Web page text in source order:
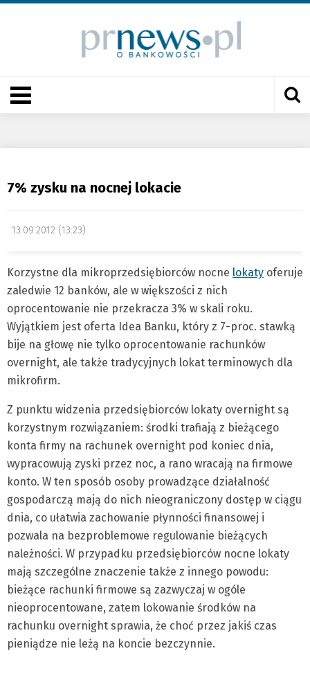
7% zysku na nocnej lokacie
13.09.2012 (13:23)
Korzystne dla mikroprzedsiębiorców nocne lokaty oferuje
zaledwie 12 banków, ale w większości z nich
oprocentowanie nie przekracza 3% w skali roku.
Wyjątkiem jest oferta Idea Banku, który z 7-proc. stawką
bije na głowę nie tylko oprocentowanie rachunków
overnight, ale także tradycyjnych lokat terminowych dla
mikrofirm.
Z punktu widzenia przedsiębiorców lokaty overnight są
korzystnym rozwiązaniem: środki trafiają z bieżącego
konta firmy na rachunek overnight pod koniec dnia,
wypracowują zyski przez noc, a rano wracają na firmowe
konto. W ten sposób osoby prowadzące działalność
gospodarczą mają do nich nieograniczony dostęp w ciągu
dnia, co ułatwia zachowanie płynności finansowej i
pozwala na bezproblemowe regulowanie bieżących
należności. W przypadku przedsiębiorców nocne lokaty
mają szczególne znaczenie także z innego powodu:
bieżące rachunki firmowe są zazwyczaj w ogóle
nieoprocentowane, zatem lokowanie środków na
rachunku overnight sprawia, że choć przez jakiś czas
pieniądze nie leżą na koncie bezczynnie.